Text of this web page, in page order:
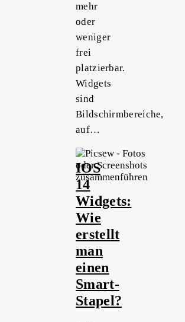
mehr
oder
weniger
frei
platzierbar.
Widgets
sind
Bildschirmbereiche,
auf…
IOS
14
Widgets:
Wie
erstellt
man
einen
Smart-
Stapel?